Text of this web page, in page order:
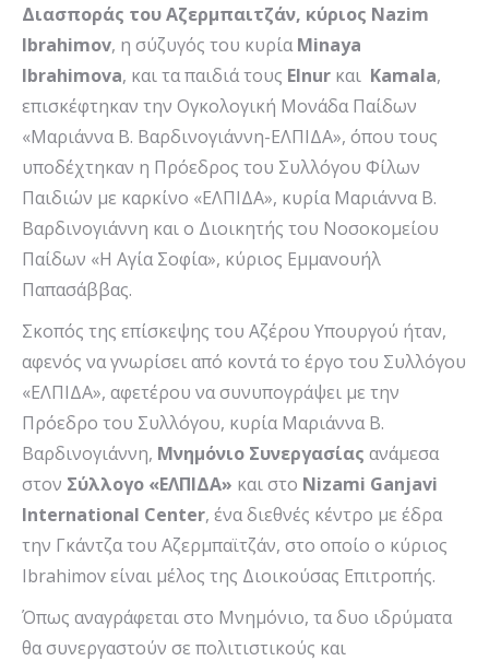
Διασποράς του Αζερμπαιτζάν, κύριος Nazim
Ibrahimov, η σύζυγός του κυρίαMinaya
Ibrahimova, και τα παιδιά τους Εlnur και Kamala,
επισκέφτηκαν την Ογκολογική Μονάδα Παίδων
«Μαριάννα Β. Βαρδινογιάννη-ΕΛΠΙΔΑ», όπου τους
υποδέχτηκαν η Πρόεδρος του Συλλόγου Φίλων
Παιδιών με καρκίνο «ΕΛΠΙΔΑ», κυρία Μαριάννα Β.
Βαρδινογιάννη και ο Διοικητής του Νοσοκομείου
Παίδων «Η Αγία Σοφία», κύριος Εμμανουήλ
Παπασάββας.
Σκοπός της επίσκεψης του Αζέρου Υπουργού ήταν,
αφενός να γνωρίσει από κοντά το έργο του Συλλόγου
«ΕΛΠΙΔΑ», αφετέρου να συνυπογράψει με την
Πρόεδρο του Συλλόγου, κυρία Μαριάννα Β.
Βαρδινογιάννη, Μνημόνιο Συνεργασίας ανάμεσα
στον Σύλλογο «ΕΛΠΙΔΑ» και στο Nizami Ganjavi
International Center, ένα διεθνές κέντρο με έδρα
την Γκάντζα του Αζερμπαϊτζάν, στο οποίο ο κύριος
Ibrahimov είναι μέλος της Διοικούσας Επιτροπής.
Όπως αναγράφεται στο Μνημόνιο, τα δυο ιδρύματα
θα συνεργαστούν σε πολιτιστικούς και